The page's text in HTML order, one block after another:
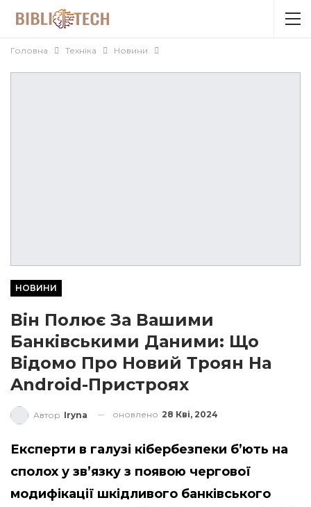
Головна Техніка Новини
НОВИНИ
Він Полює За Вашими
Банківськими Даними: Що
Відомо Про Новий Троян На
Android-Пристроях
Автор Iryna оновлено 28 Кві, 2024
Експерти в галузі кібербезпеки б’ють на
сполох у зв’язку з появою чергової
модифікації шкідливого банківського